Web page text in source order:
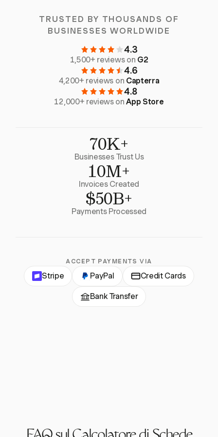
TRUSTED BY THOUSANDS OF
BUSINESSES WORLDWIDE
4.3
1,500+ reviews on G2
4.6
4,200+ reviews on Capterra
4.8
12,000+ reviews onApp Store
70K+
Businesses Trust Us
10M+
Invoices Created
$50B+
Payments Processed
ACCEPT PAYMENTS VIA
Stripe PayPal Credit Cards
Bank Transfer